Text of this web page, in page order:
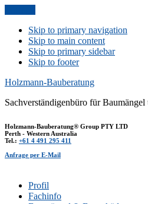
Skip to primary navigation
Skip to main content
Skip to primary sidebar
Skip to footer
Holzmann-Bauberatung
Sachverständigenbüro für Baumängel
Holzmann-Bauberatung® Group PTY LTD
Perth - Western Australia
Tel.: +61 4 491 295 411
Anfrage per E-Mail
Profil
Fachinfo